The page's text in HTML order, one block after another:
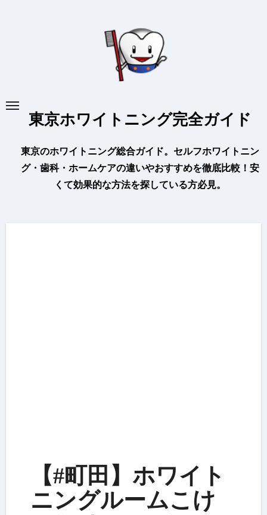
プ
東京ホワイトニング完全ガイド
東京のホワイトニング総合ガイド。セルフホワイトニン
グ・歯科・ホームケアの違いやおすすめを徹底比較！安
くて効果的な方法を探している方必見。
【#町田】ホワイト
ニングルームこけ